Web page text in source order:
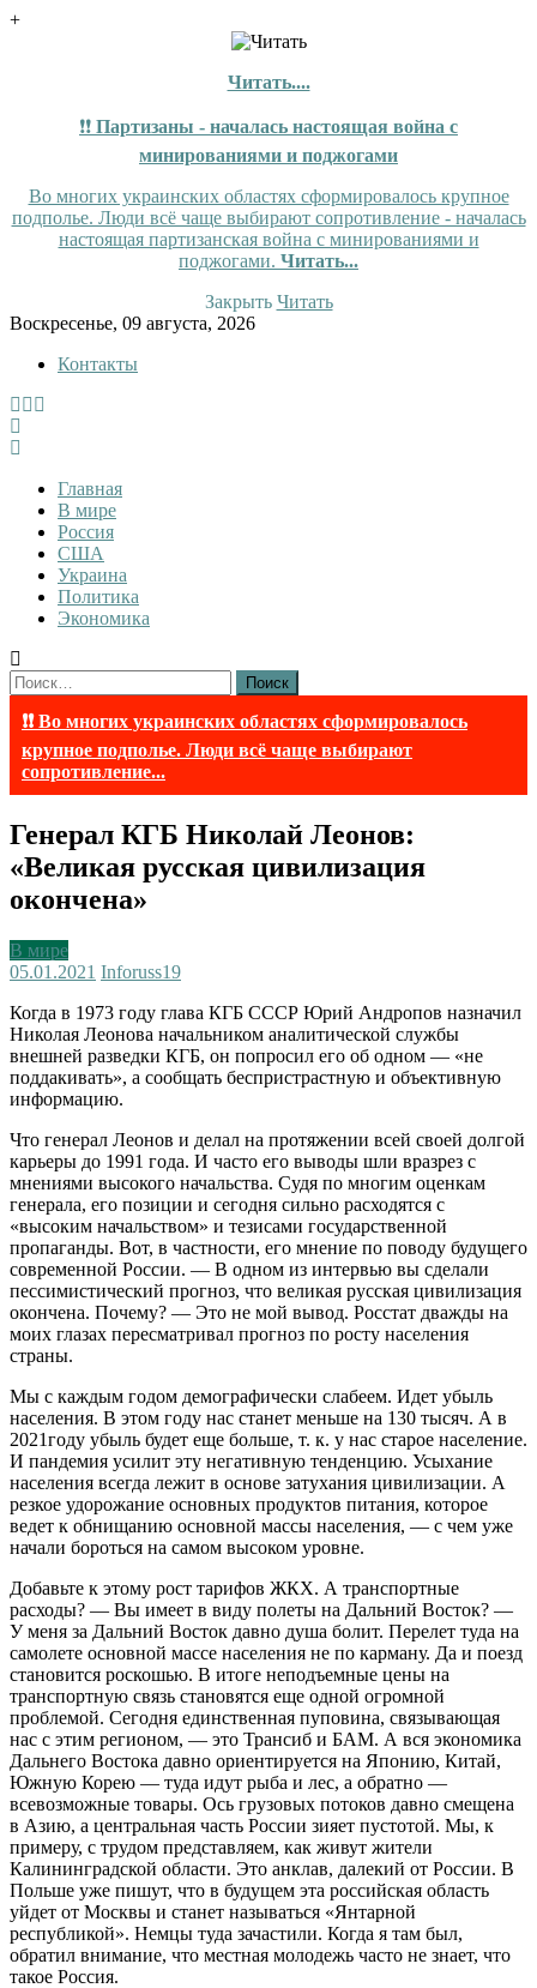
+
Читать....
❗❗ Партизаны - началась настоящая война с
минированиями и поджогами
Во многих украинских областях сформировалось крупное
подполье. Люди всё чаще выбирают сопротивление - началась
настоящая партизанская война с минированиями и
поджогами. Читать...
Закрыть Читать
Skip
content
Воскресенье, 09 августа, 2026
Контакты
InfoRuss
InfoRuss — Новости
Главная
В мире
Россия
США
Украина
Политика
Экономика
Найти:
❗❗ Во многих украинских областях сформировалось
крупное подполье. Люди всё чаще выбирают
сопротивление...
Генерал КГБ Николай Леонов:
«Великая русская цивилизация
окончена»
В мире
05.01.2021 Inforuss19
Когда в 1973 году глава КГБ СССР Юрий Андропов назначил
Николая Леонова начальником аналитической службы
внешней разведки КГБ, он попросил его об одном — «не
поддакивать», а сообщать беспристрастную и объективную
информацию.
Что генерал Леонов и делал на протяжении всей своей долгой
карьеры до 1991 года. И часто его выводы шли вразрез с
мнениями высокого начальства. Судя по многим оценкам
генерала, его позиции и сегодня сильно расходятся с
«высоким начальством» и тезисами государственной
пропаганды. Вот, в частности, его мнение по поводу будущего
современной России. — В одном из интервью вы сделали
пессимистический прогноз, что великая русская цивилизация
окончена. Почему? — Это не мой вывод. Росстат дважды на
моих глазах пересматривал прогноз по росту населения
страны.
Мы с каждым годом демографически слабеем. Идет убыль
населения. В этом году нас станет меньше на 130 тысяч. А в
2021году убыль будет еще больше, т. к. у нас старое население.
И пандемия усилит эту негативную тенденцию. Усыхание
населения всегда лежит в основе затухания цивилизации. А
резкое удорожание основных продуктов питания, которое
ведет к обнищанию основной массы населения, — с чем уже
начали бороться на самом высоком уровне.
Добавьте к этому рост тарифов ЖКХ. А транспортные
расходы? — Вы имеет в виду полеты на Дальний Восток? —
У меня за Дальний Восток давно душа болит. Перелет туда на
самолете основной массе населения не по карману. Да и поезд
становится роскошью. В итоге неподъемные цены на
транспортную связь становятся еще одной огромной
проблемой. Сегодня единственная пуповина, связывающая
нас с этим регионом, — это Трансиб и БАМ. А вся экономика
Дальнего Востока давно ориентируется на Японию, Китай,
Южную Корею — туда идут рыба и лес, а обратно —
всевозможные товары. Ось грузовых потоков давно смещена
в Азию, а центральная часть России зияет пустотой. Мы, к
примеру, с трудом представляем, как живут жители
Калининградской области. Это анклав, далекий от России. В
Польше уже пишут, что в будущем эта российская область
уйдет от Москвы и станет называться «Янтарной
республикой». Немцы туда зачастили. Когда я там был,
обратил внимание, что местная молодежь часто не знает, что
такое Россия.